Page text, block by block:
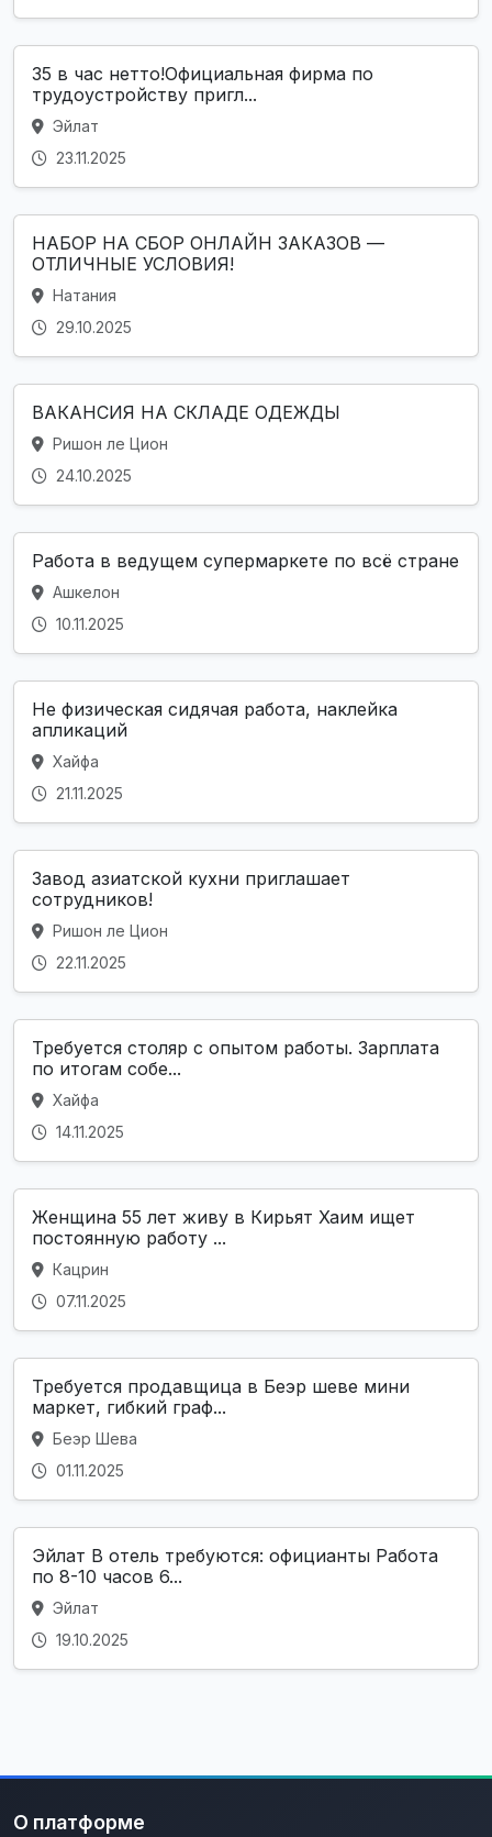
35 в час нетто!Официальная фирма по
трудоустройству пригл...
Эйлат
23.11.2025
НАБОР НА СБОР ОНЛАЙН ЗАКАЗОВ —
ОТЛИЧНЫЕ УСЛОВИЯ!
Натания
29.10.2025
ВАКАНСИЯ НА СКЛАДЕ ОДЕЖДЫ
Ришон ле Цион
24.10.2025
Работа в ведущем супермаркете по всё стране
Ашкелон
10.11.2025
Не физическая сидячая работа, наклейка
апликаций
Хайфа
21.11.2025
Завод азиатской кухни приглашает
сотрудников!
Ришон ле Цион
22.11.2025
Требуется столяр с опытом работы. Зарплата
по итогам собе...
Хайфа
14.11.2025
Женщина 55 лет живу в Кирьят Хаим ищет
постоянную работу ...
Кацрин
07.11.2025
Требуется продавщица в Беэр шеве мини
маркет, гибкий граф...
Беэр Шева
01.11.2025
Эйлат В отель требуются: официанты Работа
по 8-10 часов 6...
Эйлат
19.10.2025
О платформе